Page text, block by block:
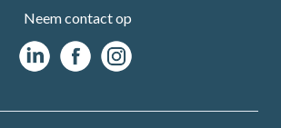
Neem contact op